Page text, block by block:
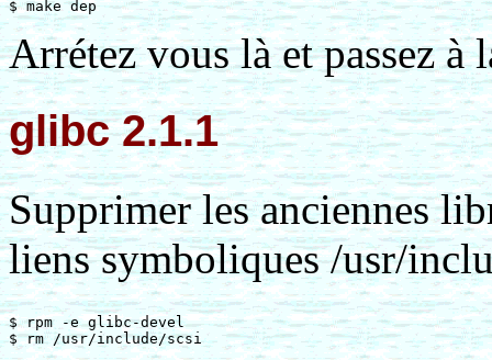
Arrétez vous là et passez à
glibc 2.1.1
Supprimer les anciennes
liens symboliques /usr/
$ rpm -e glibc-devel